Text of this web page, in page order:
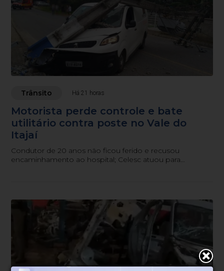
Trânsito Há 21 horas
Motorista perde controle e bate
utilitário contra poste no Vale do
Itajaí
Condutor de 20 anos não ficou ferido e recusou
encaminhamento ao hospital; Celesc atuou para